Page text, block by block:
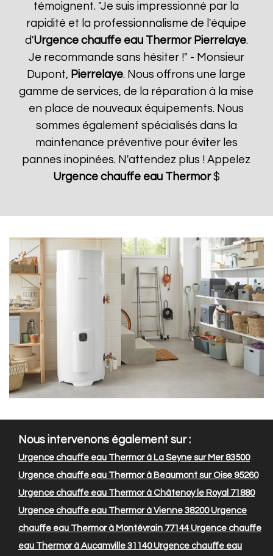
témoignent. "Je suis impressionné par la
rapidité et la professionnalisme de l'équipe
d'Urgence chauffe eau Thermor Pierrelaye.
Je recommande sans hésiter !" - Monsieur
Dupont, Pierrelaye. Nous offrons une large
gamme de services, de la réparation à la mise
en place de nouveaux équipements. Nous
sommes également spécialisés dans la
maintenance préventive pour éviter les
pannes inopinées. N'attendez plus ! Appelez
Urgence chauffe eau Thermor$
Nous intervenons également sur :
Urgence chauffe eau Thermor à La Seyne sur Mer 83500
Urgence chauffe eau Thermor à Beaumont sur Oise 95260
Urgence chauffe eau Thermor à Châtenoy le Royal 71880
Urgence chauffe eau Thermor à Vienne 38200Urgence
chauffe eau Thermor à Montévrain 77144 Urgence chauffe
eau Thermor à Aucamville 31140Urgence chauffe eau